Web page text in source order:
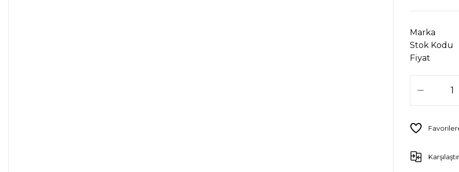
Marka
Stok Kodu
Fiyat
Karşılaştır